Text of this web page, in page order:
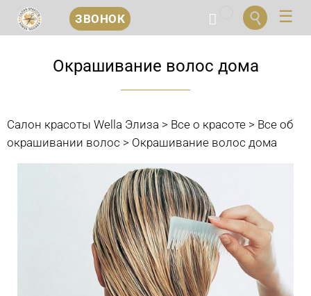
ЗВОНОК  
содержанию
Окрашивание волос дома
Салон красоты Wella Элиза > Все о красоте > Все об
окрашивании волос > Окрашивание волос дома